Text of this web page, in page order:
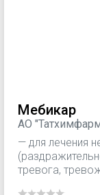
Мебикар
АО
— для лечения
тревога,